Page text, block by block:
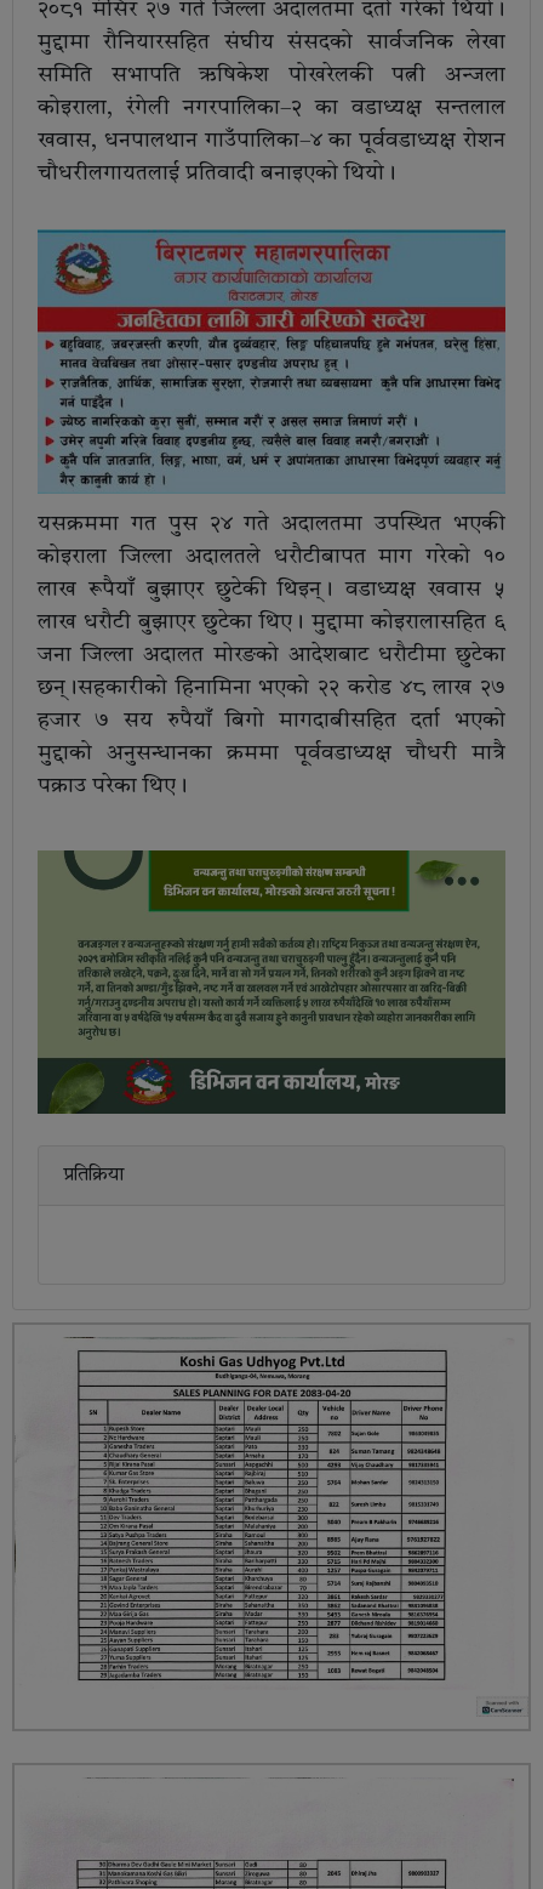
२०८१ मंसिर २७ गते जिल्ला अदालतमा दर्ता गरेको थियो।
मुद्दामा रौनियारसहित संघीय संसदको सार्वजनिक लेखा
समिति सभापति ऋषिकेश पोखरेलकी पत्नी अन्जला
कोइराला, रंगेली नगरपालिका–२ का वडाध्यक्ष सन्तलाल
खवास, धनपालथान गाउँपालिका–४ का पूर्ववडाध्यक्ष रोशन
चौधरीलगायतलाई प्रतिवादी बनाइएको थियो।
यसक्रममा गत पुस २४ गते अदालतमा उपस्थित भएकी
कोइराला जिल्ला अदालतले धरौटीबापत माग गरेको १०
लाख रूपैयाँ बुझाएर छुटेकी थिइन्। वडाध्यक्ष खवास ५
लाख धरौटी बुझाएर छुटेका थिए। मुद्दामा कोइरालासहित ६
जना जिल्ला अदालत मोरङको आदेशबाट धरौटीमा छुटेका
छन्।सहकारीको हिनामिना भएको २२ करोड ४८ लाख २७
हजार ७ सय रुपैयाँ बिगो मागदाबीसहित दर्ता भएको
मुद्दाको अनुसन्धानका क्रममा पूर्ववडाध्यक्ष चौधरी मात्रै
पक्राउ परेका थिए।
प्रतिक्रिया